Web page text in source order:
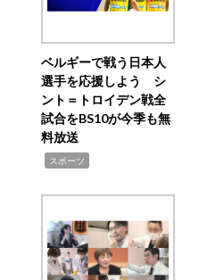
ベルギーで戦う日本人
選手を応援しよう シ
ント＝トロイデン戦全
試合をBS10が今季も無
料放送
スポーツ